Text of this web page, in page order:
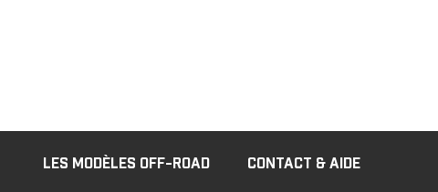
LES MODÈLES OFF-ROAD CONTACT & AIDE